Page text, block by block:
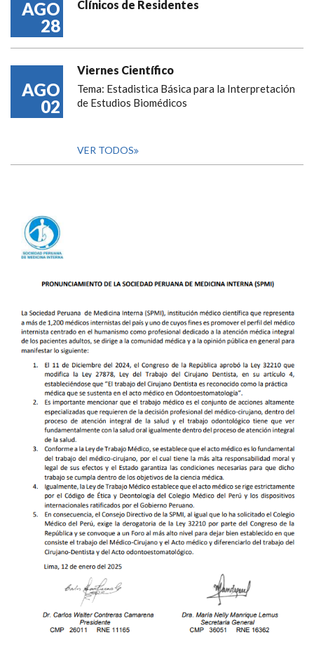
AGO
28
Clínicos de Residentes
AGO
02
Viernes Científico
Tema: Estadistica Básica para la Interpretación
de Estudios Biomédicos
VER TODOS